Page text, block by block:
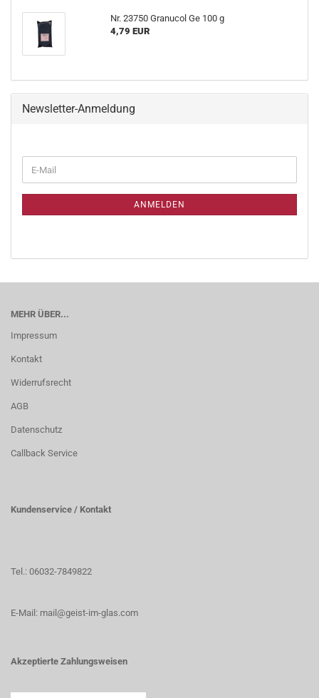
Nr. 23750 Granucol Ge 100 g
4,79 EUR
Newsletter-Anmeldung
ANMELDEN
MEHR ÜBER...
Impressum
Kontakt
Widerrufsrecht
AGB
Datenschutz
Callback Service
Kundenservice / Kontakt
Tel.: 06032-7849822
E-Mail: mail@geist-im-glas.com
Akzeptierte Zahlungsweisen